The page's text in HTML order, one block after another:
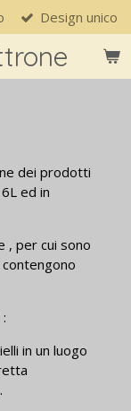
Design unico
dei prodotti
ed in
, per cui sono
contengono
in un luogo